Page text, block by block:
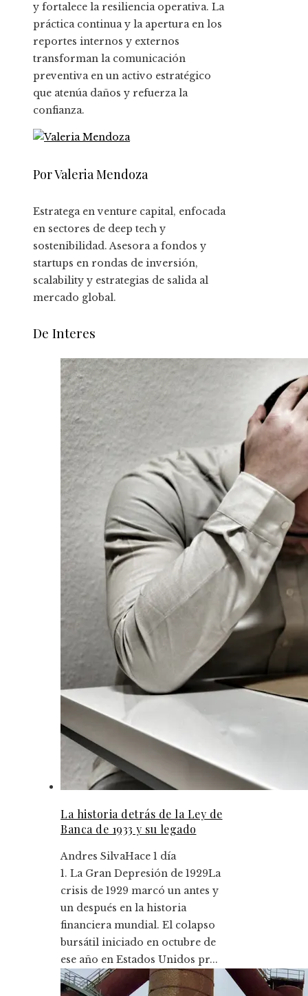
y fortalece la resiliencia operativa. La
práctica continua y la apertura en los
reportes internos y externos
transforman la comunicación
preventiva en un activo estratégico
que atenúa daños y refuerza la
confianza.
Por Valeria Mendoza
Estratega en venture capital, enfocada
en sectores de deep tech y
sostenibilidad. Asesora a fondos y
startups en rondas de inversión,
scalability y estrategias de salida al
mercado global.
De Interes
La historia detrás de la Ley de
Banca de 1933 y su legado
Andres SilvaHace 1 día
1. La Gran Depresión de 1929La
crisis de 1929 marcó un antes y
un después en la historia
financiera mundial. El colapso
bursátil iniciado en octubre de
ese año en Estados Unidos pr...